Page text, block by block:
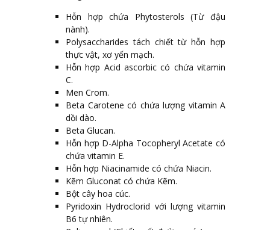
Hỗn hợp chứa Phytosterols (Từ đậu
nành).
Polysaccharides tách chiết từ hỗn hợp
thực vật, xơ yến mạch.
Hỗn hợp Acid ascorbic có chứa vitamin
C.
Men Crom.
Beta Carotene có chứa lượng vitamin A
dồi dào.
Beta Glucan.
Hỗn hợp D-Alpha Tocopheryl Acetate có
chứa vitamin E.
Hỗn hợp Niacinamide có chứa Niacin.
Kẽm Gluconat có chứa Kẽm.
Bột cây hoa cúc.
Pyridoxin Hydroclorid với lượng vitamin
B6 tự nhiên.